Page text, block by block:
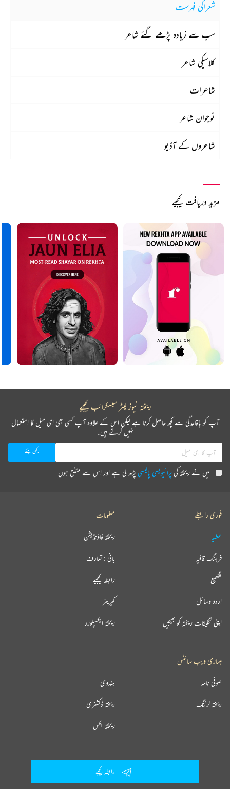
شعراکی فہرست
سب سے زیادہ پڑھے گئے شاعر
کلاسیکی شاعر
شاعرات
نوجوان شاعر
شاعروں کے آڈیو
مزید دریافت کیجیے
ریختہ نیوز لیٹر سبسکرائب کیجیے
آپ کو باقاعدگی سے کچھ حاصل کرنا ہے لیکن اس کے علاوہ آپ کسی بھی ای میل کا استعمال
نہیں کرتے ہیں۔
میں نے ریختہ کیپرائیویسی پالیسیپڑھ لی ہے اور اس سے متفق ہوں
فوری رابطے
عطیہ
فرہنگ قافیہ
تقطیع
اردو وسائل
اپنی تخلیقات ریختہ کو بھیجیں
معلومات
ریختہ فاؤنڈیشن
بانی : تعارف
رابطہ کیجیے
کیریئر
ریختہ ایکسپلورر
ہماری ویب سائٹس
ہندوی صوفی نامہ
ریختہ ڈکشنری ریختہ لرننگ
ریختہ بکس
رابطہ کیجیے